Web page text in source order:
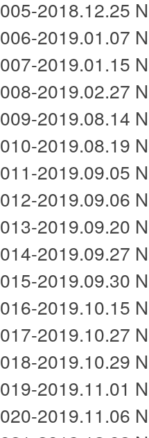
005-2018.12.25
006-2019.01.07
007-2019.01.15
008-2019.02.27
009-2019.08.14
010-2019.08.19
011-2019.09.05
012-2019.09.06
013-2019.09.20
014-2019.09.27
015-2019.09.30
016-2019.10.15
017-2019.10.27
018-2019.10.29
019-2019.11.01
020-2019.11.06